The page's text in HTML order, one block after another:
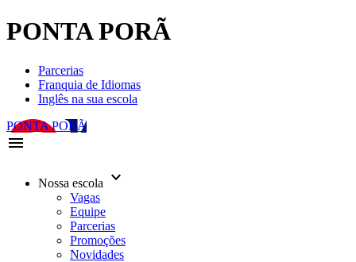
PONTA PORÃ
Parcerias
Franquia de Idiomas
Inglês na sua escola
PONTA PORÃ
menu
Nossa escola keyboard_arrow_down
Vagas
Equipe
Parcerias
Promoções
Novidades